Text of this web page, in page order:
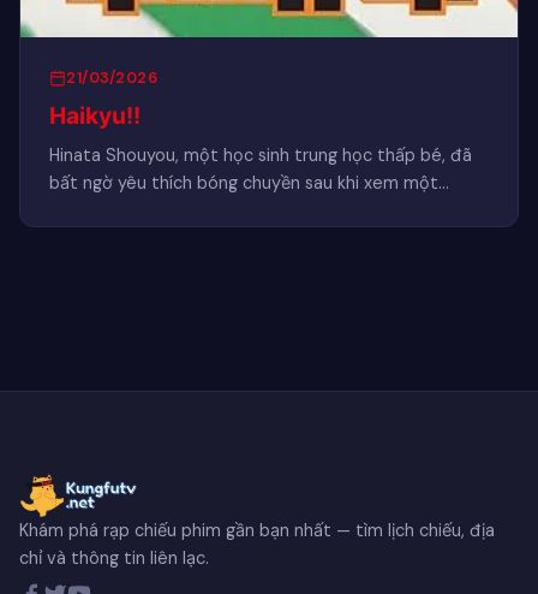
21/03/2026
Haikyu!!
Hinata Shouyou, một học sinh trung học thấp bé, đã
bất ngờ yêu thích bóng chuyền sau khi xem một…
Khám phá rạp chiếu phim gần bạn nhất — tìm lịch chiếu, địa
chỉ và thông tin liên lạc.